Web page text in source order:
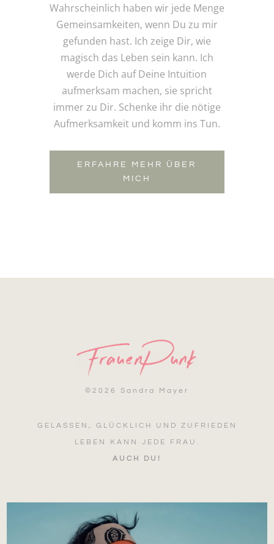
Wahrscheinlich haben wir jede Menge
Gemeinsamkeiten, wenn Du zu mir
gefunden hast. Ich zeige Dir, wie
magisch das Leben sein kann. Ich
werde Dich auf Deine Intuition
aufmerksam machen, sie spricht
immer zu Dir. Schenke ihr die nötige
Aufmerksamkeit und komm ins Tun.
ERFAHRE MEHR ÜBER
MICH
© 2026 Sandra Mayer
GELASSEN, GLÜCKLICH UND ZUFRIEDEN
LEBEN KANN JEDE FRAU.
AUCH DU!